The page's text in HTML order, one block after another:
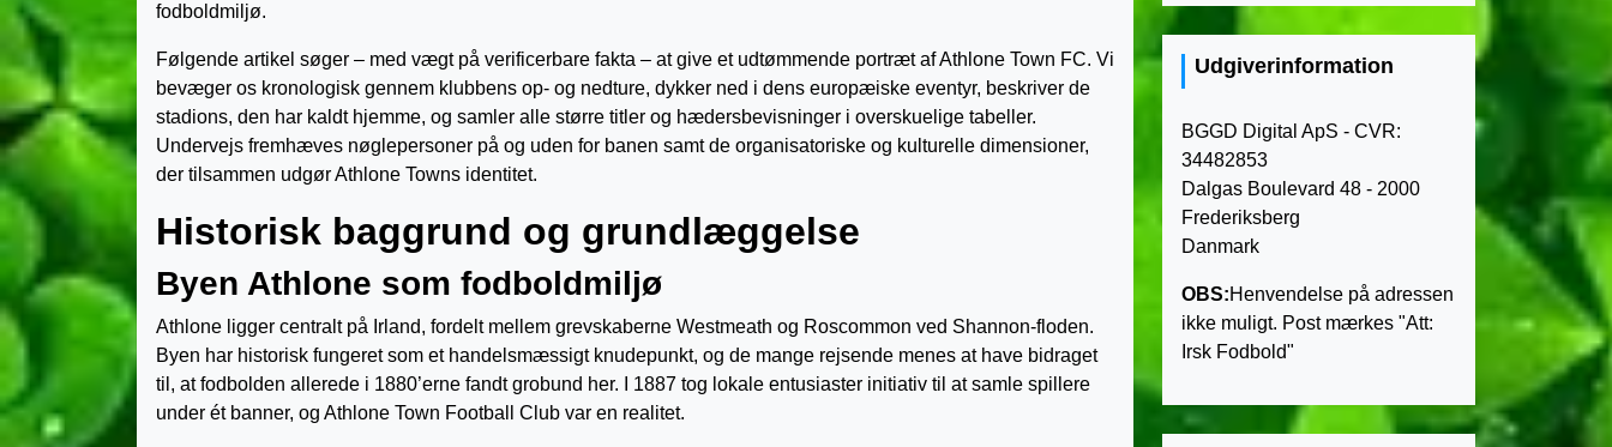
fodboldmiljø.
Følgende artikel søger – med vægt på verificerbare fakta – at give et udtømmende portræt af Athlone Town FC. Vi
bevæger os kronologisk gennem klubbens op- og nedture, dykker ned i dens europæiske eventyr, beskriver de
stadions, den har kaldt hjemme, og samler alle større titler og hædersbevisninger i overskuelige tabeller.
Undervejs fremhæves nøglepersoner på og uden for banen samt de organisatoriske og kulturelle dimensioner,
der tilsammen udgør Athlone Towns identitet.
Historisk baggrund og grundlæggelse
Byen Athlone som fodboldmiljø
Athlone ligger centralt på Irland, fordelt mellem grevskaberne Westmeath og Roscommon ved Shannon-floden.
Byen har historisk fungeret som et handelsmæssigt knudepunkt, og de mange rejsende menes at have bidraget
til, at fodbolden allerede i 1880’erne fandt grobund her. I 1887 tog lokale entusiaster initiativ til at samle spillere
under ét banner, og Athlone Town Football Club var en realitet.
Udgiverinformation
BGGD Digital ApS - CVR:
34482853
Dalgas Boulevard 48 - 2000
Frederiksberg
Danmark
OBS:Henvendelse på adressen
ikke muligt. Post mærkes "Att:
Irsk Fodbold"